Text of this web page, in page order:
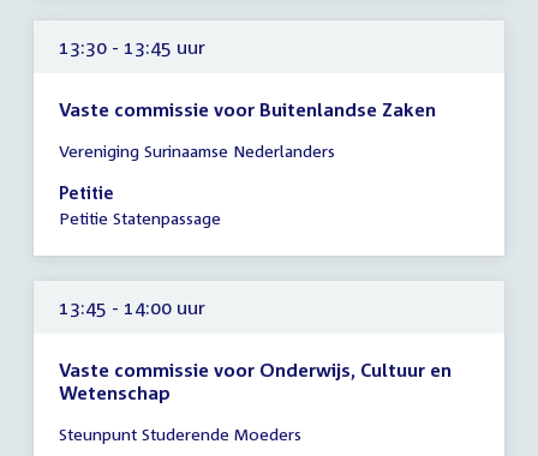
13:30 - 13:45 uur
Vaste commissie voor Buitenlandse Zaken
vergadering
13:30
-
uur
Vereniging Surinaamse Nederlanders
Petitie
Petitie Statenpassage
13:45 - 14:00 uur
Vaste commissie voor Onderwijs, Cultuur en
Wetenschap
vergadering
Steunpunt Studerende Moeders